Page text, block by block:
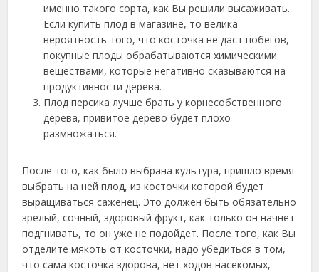
именно такого сорта, как Вы решили высаживать.
Если купить плод в магазине, то велика
вероятность того, что косточка не даст побегов,
покупные плоды обрабатываются химическими
веществами, которые негативно сказываются на
продуктивности дерева.
Плод персика лучше брать у корнесобственного
дерева, привитое дерево будет плохо
размножаться.
После того, как было выбрана культура, пришло время
выбрать на ней плод, из косточки которой будет
выращиваться саженец. Это должен быть обязательно
зрелый, сочный, здоровый фрукт, как только он начнет
подгнивать, то он уже не подойдет. После того, как Вы
отделите мякоть от косточки, надо убедиться в том,
что сама косточка здорова, нет ходов насекомых,